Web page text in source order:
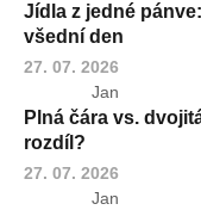
Jídla z jedné
všední den
27. 07. 2026
Jan
Plná čára vs.
rozdíl?
27. 07. 2026
Jan